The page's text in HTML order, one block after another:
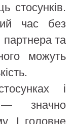
стосунків.
час без
партнера та
можуть
і
— значно
І головне